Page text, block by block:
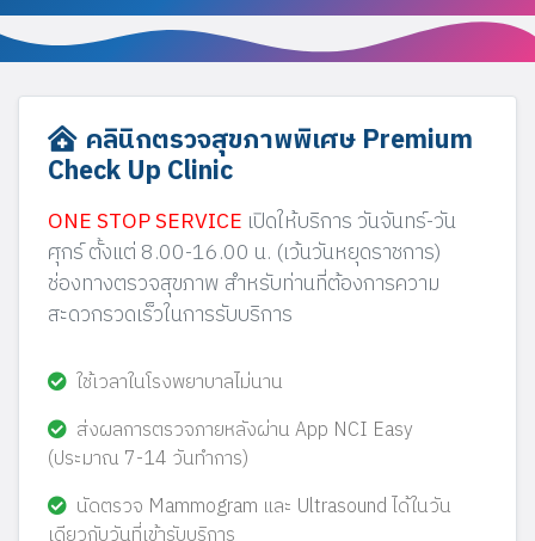
คลินิกตรวจสุขภาพพิเศษ Premium
Check Up Clinic
ONE STOP SERVICE เปิดให้บริการ วันจันทร์-วัน
ศุกร์ ตั้งแต่ 8.00-16.00 น. (เว้นวันหยุดราชการ)
ช่องทางตรวจสุขภาพ สำหรับท่านที่ต้องการความ
สะดวกรวดเร็วในการรับบริการ
ใช้เวลาในโรงพยาบาลไม่นาน
ส่งผลการตรวจภายหลังผ่าน App NCI Easy
(ประมาณ 7-14 วันทำการ)
นัดตรวจ Mammogram และ Ultrasound ได้ในวัน